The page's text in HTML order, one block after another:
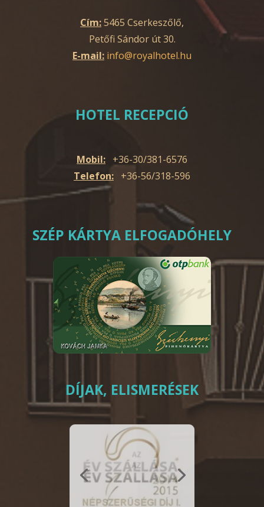
Cím:5465 Cserkeszőlő,
Petőfi Sándor út 30.
E-mail: info@royalhotel.hu
HOTEL RECEPCIÓ
Mobil: +36-30/381-6576
Telefon: +36-56/318-596
SZÉP KÁRTYA ELFOGADÓHELY
DÍJAK, ELISMERÉSEK